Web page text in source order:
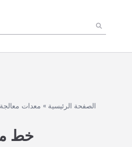
الصفحة الرئيسية » معدات
خط